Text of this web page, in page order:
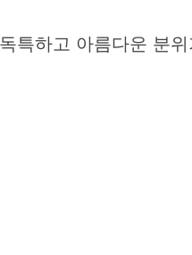
특하고 아름다운 분